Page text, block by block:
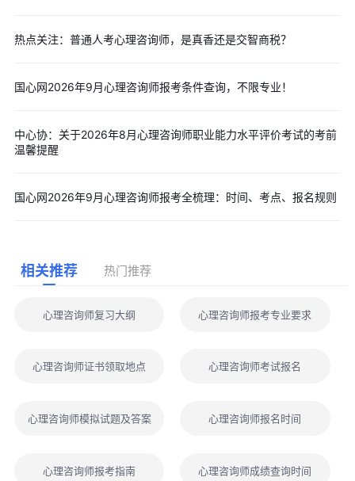
热点关注：普通人考心理咨询师，是真香还是交智商税？
国心网2026年9月心理咨询师报考条件查询，不限专业！
中心协：关于2026年8月心理咨询师职业能力水平评价考试的考前
温馨提醒
国心网2026年9月心理咨询师报考全梳理：时间、考点、报名规则
相关推荐 热门推荐
心理咨询师复习大纲 心理咨询师报考专业要求
心理咨询师证书领取地点 心理咨询师考试报名
心理咨询师模拟试题及答案 心理咨询师报名时间
心理咨询师报考指南 心理咨询师成绩查询时间